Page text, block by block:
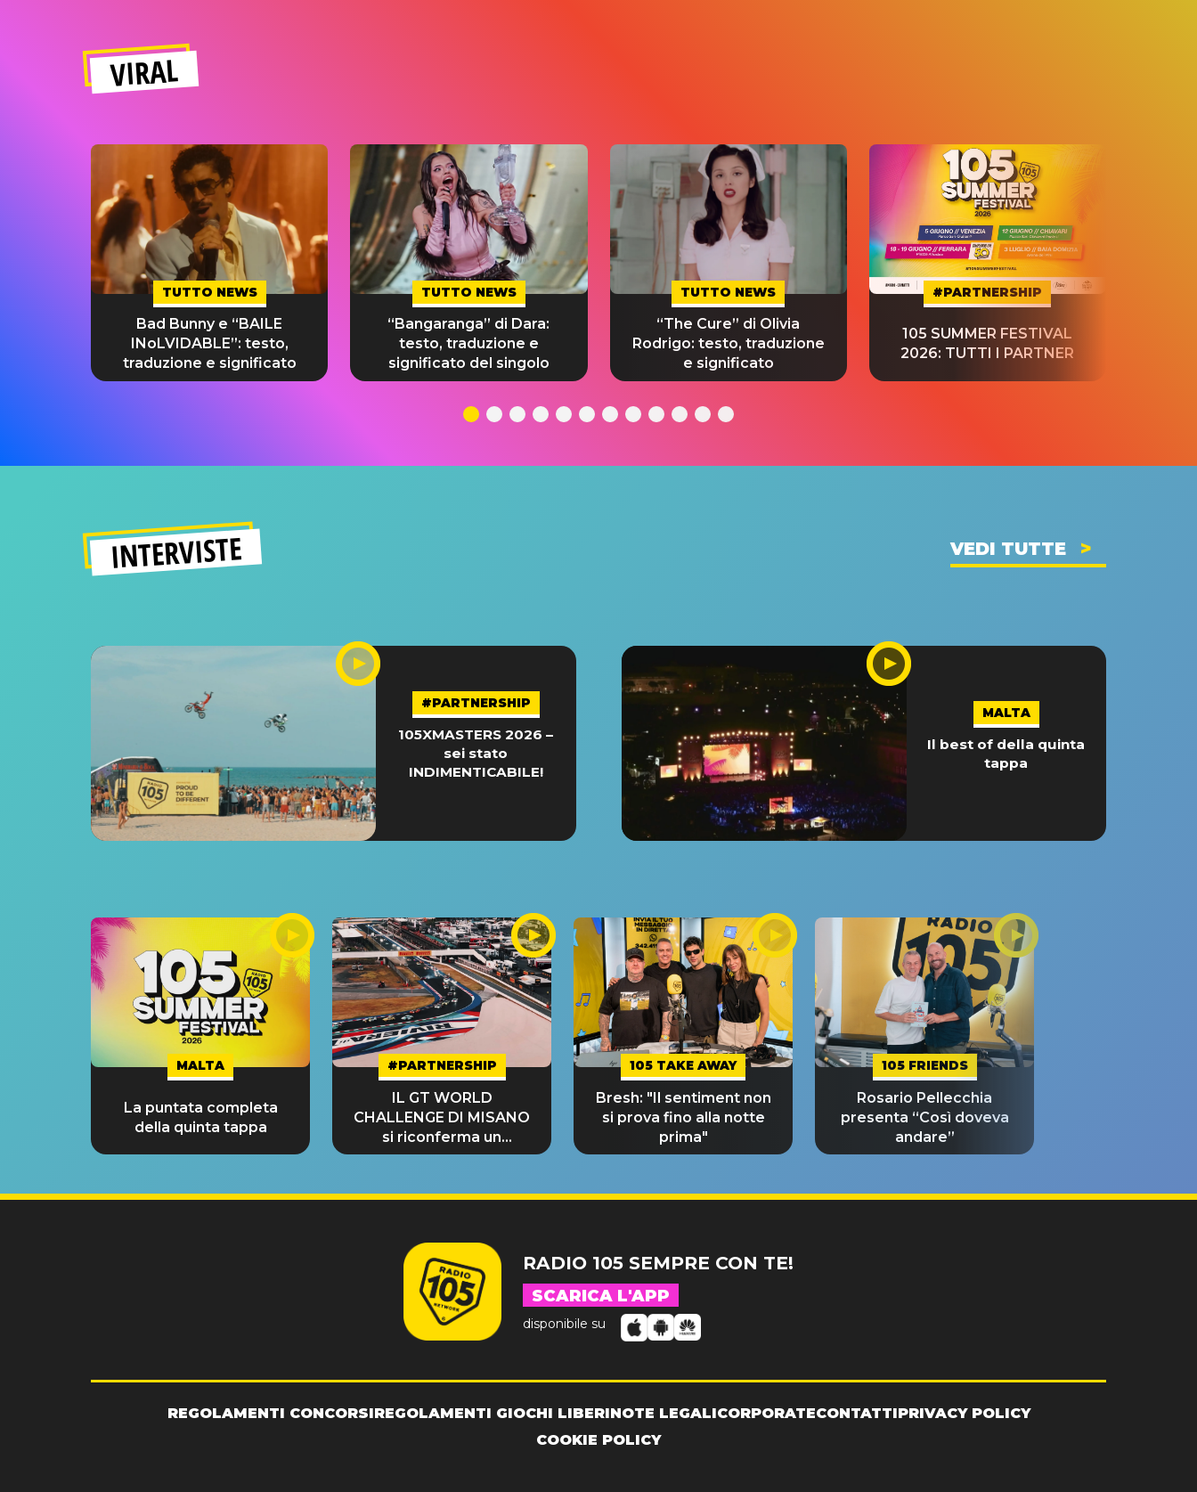
VIRAL
TUTTO NEWS
Bad Bunny e “BAILE
INoLVIDABLE”: testo,
traduzione e significato
TUTTO NEWS
“Bangaranga” di Dara:
testo, traduzione e
significato del singolo
TUTTO NEWS
“The Cure” di Olivia
Rodrigo: testo, traduzione
e significato
#PARTNERSHIP
105 SUMMER FESTIVAL
2026: TUTTI I PARTNER
INTERVISTE VEDI TUTTE
#PARTNERSHIP
105XMASTERS 2026 –
sei stato
INDIMENTICABILE!
MALTA
Il best of della quinta
tappa
MALTA
La puntata completa
della quinta tappa
#PARTNERSHIP
IL GT WORLD
CHALLENGE DI MISANO
si riconferma un
GRANDE SUCCESSO!
105 TAKE AWAY
Bresh: "Il sentiment non
si prova fino alla notte
prima"
105 FRIENDS
Rosario Pellecchia
presenta “Così doveva
andare”
RADIO 105 SEMPRE CON TE!
SCARICA L'APP
disponibile su
REGOLAMENTI CONCORSIREGOLAMENTI GIOCHI LIBERINOTE LEGALICORPORATECONTATTIPRIVACY POLICY
COOKIE POLICY